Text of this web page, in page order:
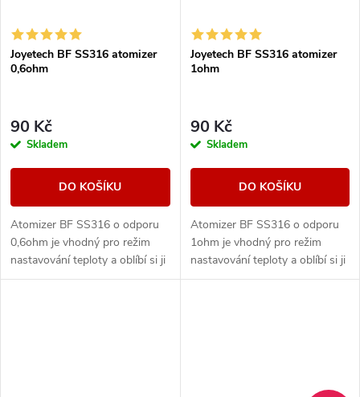
Joyetech BF SS316 atomizer
0,6ohm
90 Kč
Skladem
DO KOŠÍKU
Atomizer BF SS316 o odporu
0,6ohm je vhodný pro režim
nastavování teploty a oblíbí si ji
uživatelé kteří nejdříve potahují
Joyetech BF SS316 atomizer
1ohm
90 Kč
Skladem
DO KOŠÍKU
Atomizer BF SS316 o odporu
1ohm je vhodný pro režim
nastavování teploty a oblíbí si ji
uživatelé kteří nejdříve potahují